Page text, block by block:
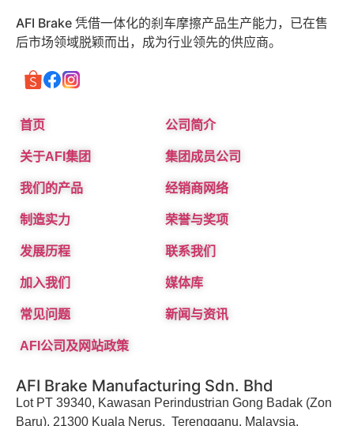
AFI Brake 凭借一体化的刹车摩擦产品生产能力，已在售
后市场领域脱颖而出，成为行业领先的供应商。
首页 公司简介
关于AFI集团 集团成员公司
我们的产品 经销商网络
制造实力 荣誉与奖项
发展历程 联系我们
加入我们 媒体库
常见问题 新闻与资讯
AFI公司及网站政策
AFI Brake Manufacturing Sdn. Bhd
Lot PT 39340, Kawasan Perindustrian Gong Badak (Zon
Baru), 21300 Kuala Nerus, Terengganu, Malaysia.